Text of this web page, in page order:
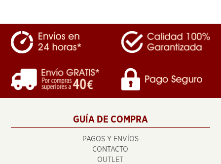
GUÍA DE COMPRA
PAGOS Y ENVÍOS
CONTACTO
OUTLET